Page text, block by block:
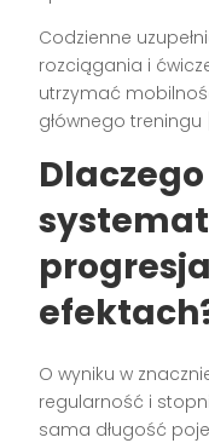
Codzienne
rozciągania i
utrzymać
głównego treningu
Dlaczego
O wyniku w
regularność i
sama długość